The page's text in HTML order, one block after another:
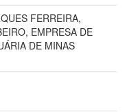
FERREIRA,
EMPRESA DE
DE MINAS